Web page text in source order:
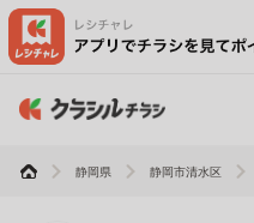
静岡県 静岡市清水区